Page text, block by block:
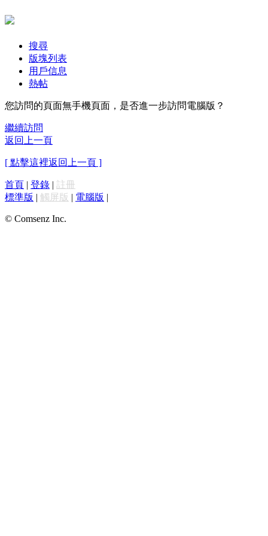
搜尋
版塊列表
用戶信息
熱帖
您訪問的頁面無手機頁面，是否進一步訪問電腦版？
繼續訪問
返回上一頁
[ 點擊這裡返回上一頁 ]
首頁 | 登錄 | 註冊
標準版 | 觸屏版 | 電腦版 |
© Comsenz Inc.